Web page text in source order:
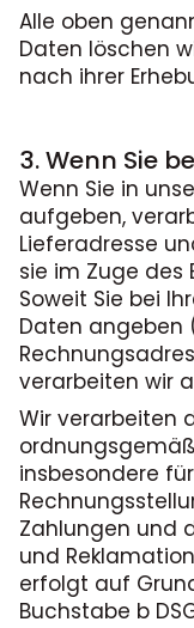
Alle oben
Daten löschen
nach ihrer
3. Wenn Sie
Wenn Sie in
aufgeben,
Lieferadresse
sie im Zuge des
Soweit Sie bei
Daten angeben
verarbeiten wir
Wir verarbeiten
insbesondere
Zahlungen und
und
erfolgt auf
Buchstabe b